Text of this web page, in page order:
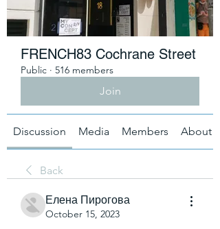
FRENCH83 Cochrane Street
Public · 516 members
Join
Discussion Media Members About
Back
Елена Пирогова
October 15, 2023